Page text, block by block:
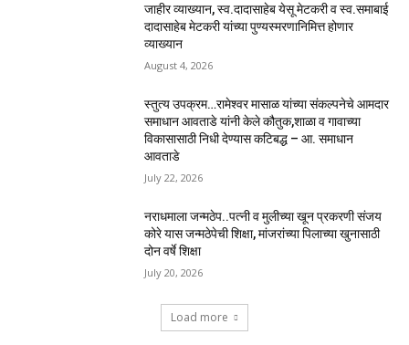
जाहीर व्याख्यान, स्व.दादासाहेब येसू मेटकरी व स्व.समाबाई
दादासाहेब मेटकरी यांच्या पुण्यस्मरणानिमित्त होणार
व्याख्यान
August 4, 2026
स्तुत्य उपक्रम…रामेश्वर मासाळ यांच्या संकल्पनेचे आमदार
समाधान आवताडे यांनी केले कौतुक,शाळा व गावाच्या
विकासासाठी निधी देण्यास कटिबद्ध – आ. समाधान
आवताडे
July 22, 2026
नराधमाला जन्मठेप..पत्नी व मुलीच्या खून प्रकरणी संजय
कोरे यास जन्मठेपेची शिक्षा, मांजरांच्या पिलाच्या खुनासाठी
दोन वर्षे शिक्षा
July 20, 2026
Load more